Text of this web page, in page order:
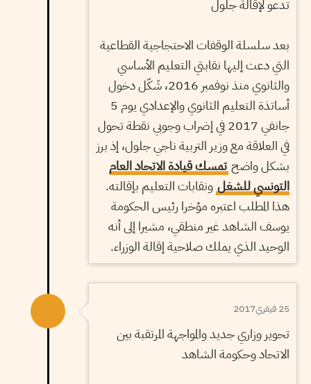
تدعو لإقالة جلول
بعد سلسلة الوقفات الاحتجاجية القطاعية
التي دعت إليها نقابتي التعليم الأساسي
والثانوي منذ نوفمبر 2016، شَكّل دخول
أساتذة التعليم الثانوي والإعدادي يوم 5
جانفي 2017 في إضراب وجوبي نقطة تحول
في العلاقة مع وزير التربية ناجي جلول، إذ برز
بشكل واضح تمسك قيادة الاتحاد العام
التونسي للشغل ونقابات التعليم بإقالته.
هذا المطلب اعتبره مؤخرا رئيس الحكومة
يوسف الشاهد غير منطقي، مشيرا إلى أنه
الوحيد الذي يملك صلاحية إقالة الوزراء.
25 فيفري2017
تحوير وزاري جديد والمواجهة المرتقبة بين
الاتحاد وحكومة الشاهد